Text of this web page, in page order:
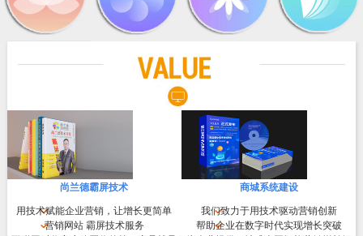
尚兰德霸屏技术
用技术赋能企业营销，让增长更简单
营销网站 霸屏技术服务
商城系统建设
我们致力于用技术驱动营销创新
帮助企业在数字时代实现增长突破